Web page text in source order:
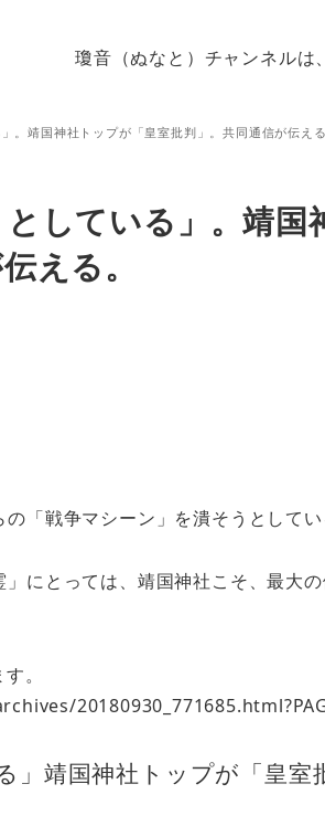
瓊音（ぬなと）チャンネルは
。靖国神社トップが「皇室批判」。共同通信が伝える
としている」。靖
える。
「戦争マシーン」を潰そうとしてい
にとっては、靖国神社こそ、最大の
。
る」靖国神社トップが「